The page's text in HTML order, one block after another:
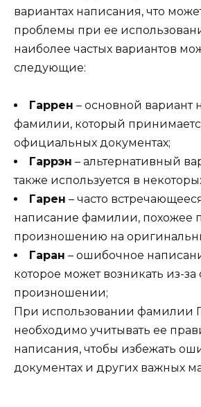
вариантах написания, что
проблемы при ее
наиболее частых вариантов
следующие:
Гаррен – основной вариант
фамилии, который
официальных документах;
Гаррэн – альтернативный
также используется в
Гарен – часто
написание фамилии, похожее
произношению на
Гаран – ошибочное
которое может возникать из-за
произношении;
При использовании фамилии
необходимо учитывать ее
написания, чтобы избежать
документах и других важных